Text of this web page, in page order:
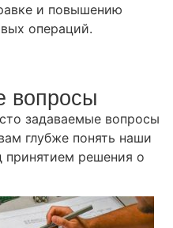
и повышению
операций.
вопросы
задаваемые вопросы
глубже понять наши
принятием решения о